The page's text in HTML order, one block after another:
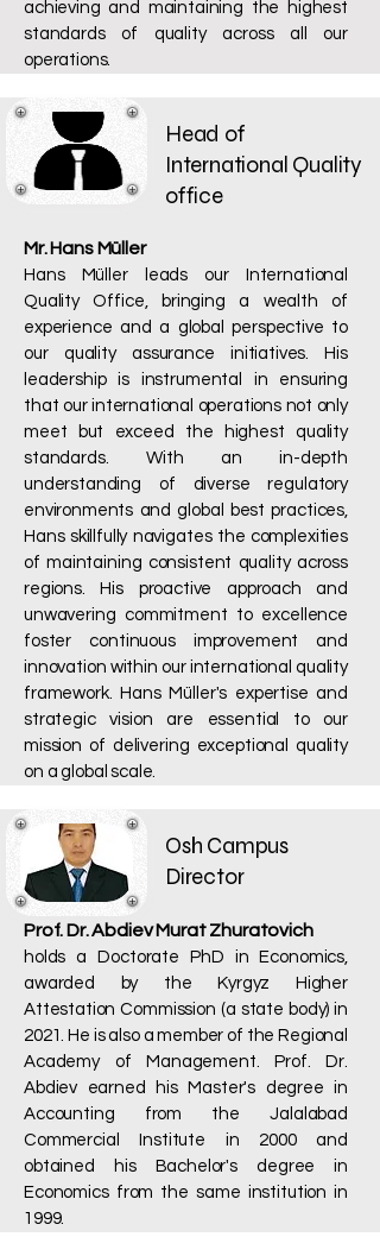
achieving and maintaining the highest
standards of quality across all our
operations.
Head of
International Quality
office
Mr. Hans Müller
Hans Müller leads our International
Quality Office, bringing a wealth of
experience and a global perspective to
our quality assurance initiatives. His
leadership is instrumental in ensuring
that our international operations not only
meet but exceed the highest quality
standards. With an in-depth
understanding of diverse regulatory
environments and global best practices,
Hans skillfully navigates the complexities
of maintaining consistent quality across
regions. His proactive approach and
unwavering commitment to excellence
foster continuous improvement and
innovation within our international quality
framework. Hans Müller's expertise and
strategic vision are essential to our
mission of delivering exceptional quality
on a global scale.
Osh Campus
Director
Prof. Dr. Abdiev Murat Zhuratovich
holds a Doctorate PhD in Economics,
awarded by the Kyrgyz Higher
Attestation Commission (a state body) in
2021. He is also a member of the Regional
Academy of Management. Prof. Dr.
Abdiev earned his Master's degree in
Accounting from the Jalalabad
Commercial Institute in 2000 and
obtained his Bachelor's degree in
Economics from the same institution in
1999.